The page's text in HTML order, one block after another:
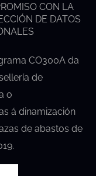
CON LA
DE DATOS
CO300A da
de
o
á dinamización
de abastos de